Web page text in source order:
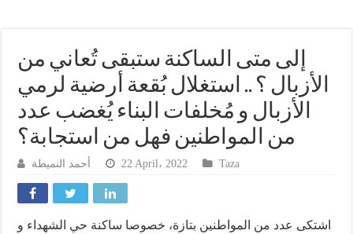
إلى متى الساكنة ستبقى تُعاني من
الأزبال ؟ .. استغلال بُقعة أرضية لرمي
الأزبال و مُخلفات البناء يُغضب عدد
من المواطنين فهل من استجابة؟
أحمد النميطة 22 April، 2022 Taza
اشتكى عدد من المواطنين بتازة، خصوصا ساكنة حي الشهداء و